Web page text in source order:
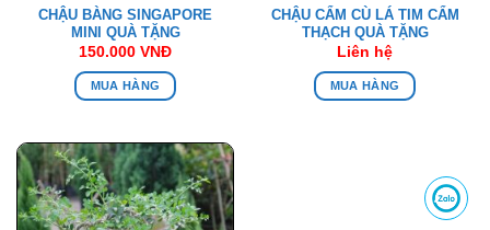
CHẬU BÀNG SINGAPORE
MINI QUÀ TẶNG
150.000 VNĐ
MUA HÀNG
CHẬU CẨM CÙ LÁ TIM CẨM
THẠCH QUÀ TẶNG
Liên hệ
MUA HÀNG